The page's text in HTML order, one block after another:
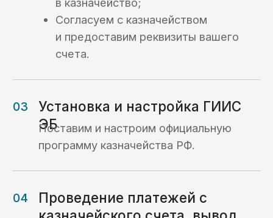
Получить консультацию ->